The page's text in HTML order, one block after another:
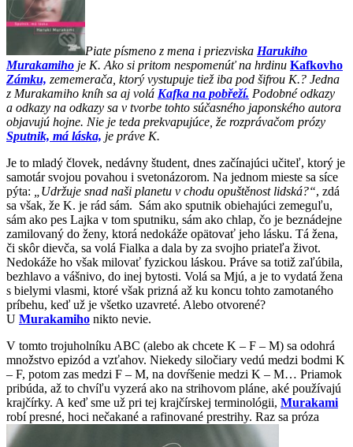
Piate písmeno z mena i priezviska Harukiho
Murakamiho je K. Ako si pritom nespomenúť na hrdinu Kafkovho
Zámku, zememerača, ktorý vystupuje tiež iba pod šifrou K.? Jedna
z Murakamiho kníh sa aj volá Kafka na pobřeží. Podobné odkazy
a odkazy na odkazy sa v tvorbe tohto súčasného japonského autora
objavujú hojne. Nie je teda prekvapujúce, že rozprávačom prózy
Sputnik, má láska, je práve K.
Je to mladý človek, nedávny študent, dnes začínajúci učiteľ, ktorý je
samotár svojou povahou i svetonázorom. Na jednom mieste sa síce
pýta:
„Udržuje snad naši planetu v chodu opuštěnost lidská?“, zdá
sa však, že K. je rád sám. Sám ako sputnik obiehajúci zemeguľu,
sám ako pes Lajka v tom sputniku, sám ako chlap, čo je beznádejne
zamilovaný do ženy, ktorá nedokáže opätovať jeho lásku. Tá žena,
či skôr dievča, sa volá Fialka a dala by za svojho priateľa život.
Nedokáže ho však milovať fyzickou láskou. Práve sa totiž zaľúbila,
bezhlavo a vášnivo, do inej bytosti. Volá sa Mjú, a je to vydatá žena
s bielymi vlasmi, ktoré však prizná až ku koncu tohto zamotaného
príbehu, keď už je všetko uzavreté. Alebo otvorené?
U Murakamiho nikto nevie.
V tomto trojuholníku ABC (alebo ak chcete K – F – M) sa odohrá
množstvo epizód a vzťahov. Niekedy siločiary vedú medzi bodmi K
– F, potom zas medzi F – M, na dovŕšenie medzi K – M… Priamok
pribúda, až to chvíľu vyzerá ako na strihovom pláne, aké používajú
krajčírky. A keď sme už pri tej krajčírskej terminológii, Murakami
robí presné, hoci nečakané a rafinované prestrihy. Raz sa próza